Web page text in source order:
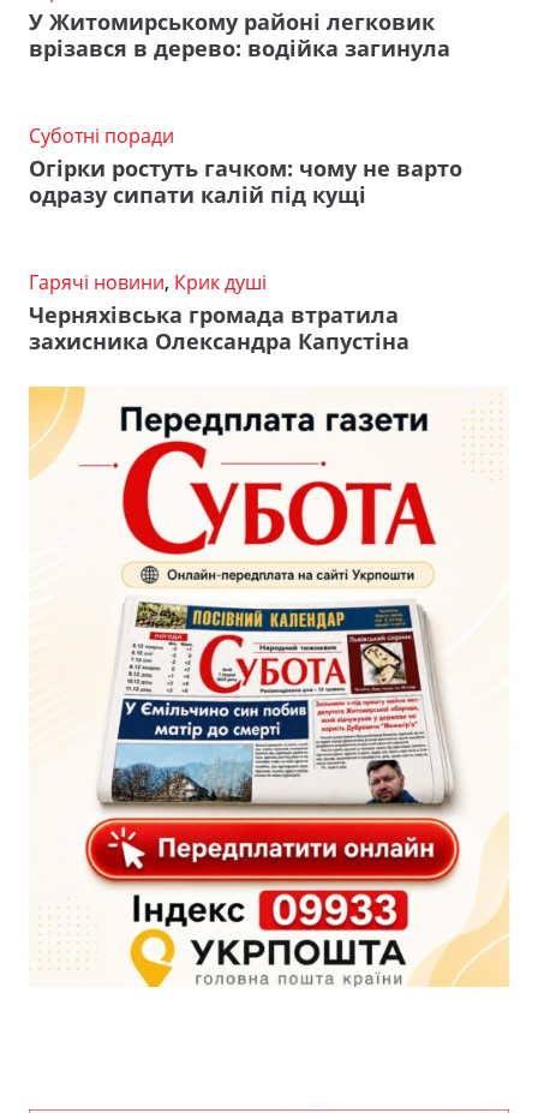
У Житомирському районі легковик
врізався в дерево: водійка загинула
Суботні поради
Огірки ростуть гачком: чому не варто
одразу сипати калій під кущі
Гарячі новини, Крик душі
Черняхівська громада втратила
захисника Олександра Капустіна